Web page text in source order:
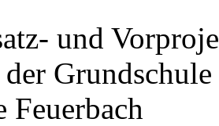
und
Feuerbach